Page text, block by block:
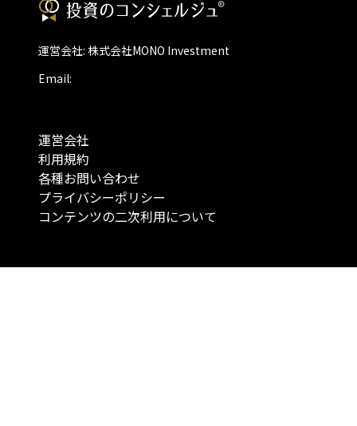
運営会社: 株式会社MONO Investment
Email:
運営会社
利用規約
各種お問い合わせ
プライバシーポリシー
コンテンツの二次利用について